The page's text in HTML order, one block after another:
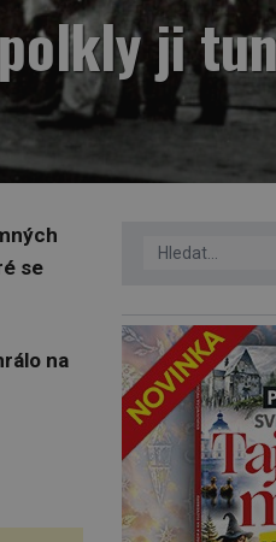
ji
se
na